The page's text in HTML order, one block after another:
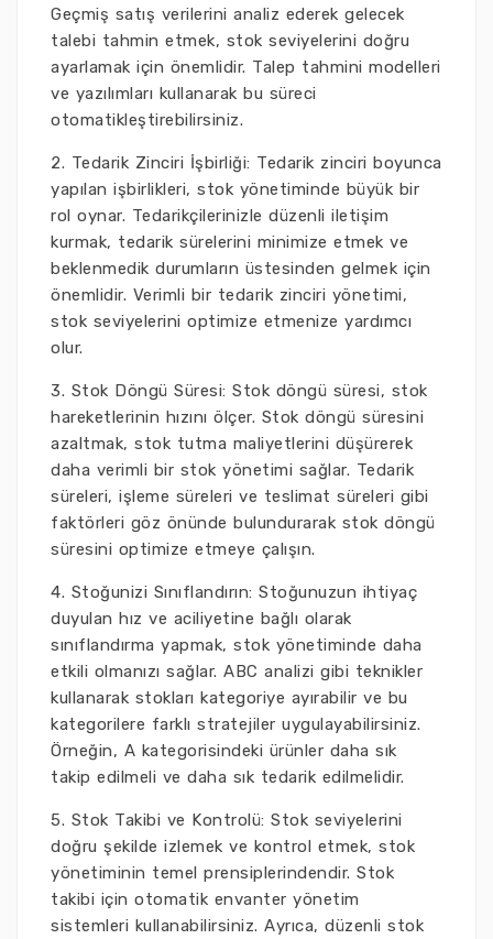
Geçmiş satış verilerini analiz ederek gelecek
talebi tahmin etmek, stok seviyelerini doğru
ayarlamak için önemlidir. Talep tahmini modelleri
ve yazılımları kullanarak bu süreci
otomatikleştirebilirsiniz.
2. Tedarik Zinciri İşbirliği: Tedarik zinciri boyunca
yapılan işbirlikleri, stok yönetiminde büyük bir
rol oynar. Tedarikçilerinizle düzenli iletişim
kurmak, tedarik sürelerini minimize etmek ve
beklenmedik durumların üstesinden gelmek için
önemlidir. Verimli bir tedarik zinciri yönetimi,
stok seviyelerini optimize etmenize yardımcı
olur.
3. Stok Döngü Süresi: Stok döngü süresi, stok
hareketlerinin hızını ölçer. Stok döngü süresini
azaltmak, stok tutma maliyetlerini düşürerek
daha verimli bir stok yönetimi sağlar. Tedarik
süreleri, işleme süreleri ve teslimat süreleri gibi
faktörleri göz önünde bulundurarak stok döngü
süresini optimize etmeye çalışın.
4. Stoğunizi Sınıflandırın: Stoğunuzun ihtiyaç
duyulan hız ve aciliyetine bağlı olarak
sınıflandırma yapmak, stok yönetiminde daha
etkili olmanızı sağlar. ABC analizi gibi teknikler
kullanarak stokları kategoriye ayırabilir ve bu
kategorilere farklı stratejiler uygulayabilirsiniz.
Örneğin, A kategorisindeki ürünler daha sık
takip edilmeli ve daha sık tedarik edilmelidir.
5. Stok Takibi ve Kontrolü: Stok seviyelerini
doğru şekilde izlemek ve kontrol etmek, stok
yönetiminin temel prensiplerindendir. Stok
takibi için otomatik envanter yönetim
sistemleri kullanabilirsiniz. Ayrıca, düzenli stok